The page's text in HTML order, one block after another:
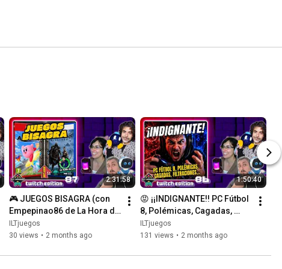
2:31:58
🎮 JUEGOS BISAGRA (con
Empepinao86 de La Hora de
los Marcianitos) 👽 [ILT
Juegos -Twitch-  #87]
ILTjuegos
30 views • 2 months ago
1:50:40
😡 ¡¡INDIGNANTE!! PC Fútbol
8, Polémicas, Cagadas,
Filtraciones... 🤦 [ILT Juegos
-Twitch- #86]
ILTjuegos
131 views • 2 months ago